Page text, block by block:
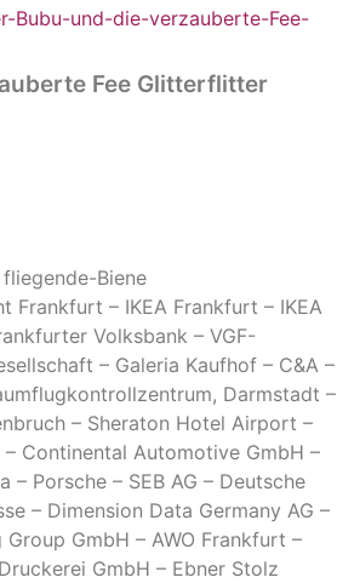
Fee Glitterflitter
Frankfurt – IKEA Frankfurt – IKEA
Volksbank – VGF-
– Galeria Kaufhof – C&A –
Darmstadt –
– Sheraton Hotel Airport –
Continental Automotive GmbH –
– Porsche – SEB AG – Deutsche
– Dimension Data Germany AG –
GmbH – AWO Frankfurt –
GmbH – Ebner Stolz